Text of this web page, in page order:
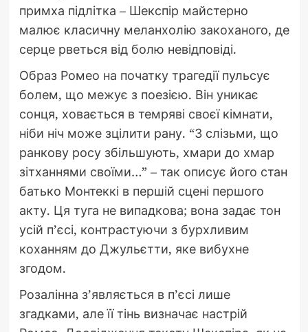
примха підлітка – Шекспір майстерно
малює класичну меланхолію закоханого, де
серце рветься від болю невідповіді.
Образ Ромео на початку трагедії пульсує
болем, що межує з поезією. Він уникає
сонця, ховається в темряві своєї кімнати,
ніби ніч може зцілити рану. “З слізьми, що
ранкову росу збільшують, хмари до хмар
зітханнями своїми…” – так описує його стан
батько Монтеккі в першій сцені першого
акту. Ця туга не випадкова; вона задає тон
усій п’єсі, контрастуючи з бурхливим
коханням до Джульєтти, яке вибухне
згодом.
Розалінна з’являється в п’єсі лише
згадками, але її тінь визначає настрій